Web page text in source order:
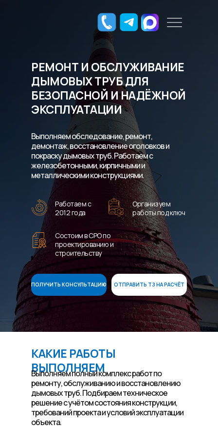
ПОЛУЧИТЬ КОНСУЛЬТАЦИЮ ОТПРАВИТЬ ТЗ НА РАСЧЁТ
Организуем
работы под ключ
Состоим в СРО по
проектированию и
строительству
Работаем с
2012 года
РЕМОНТ И ОБСЛУЖИВАНИЕ
ДЫМОВЫХ ТРУБ ДЛЯ
БЕЗОПАСНОЙ И НАДЁЖНОЙ
ЭКСПЛУАТАЦИИ
Выполняем обследование, ремонт,
демонтаж, восстановление оголовков и
покраску дымовых труб. Работаем с
железобетонными, кирпичными и
металлическими конструкциями.
КАКИЕ РАБОТЫ
ВЫПОЛНЯЕМ
Выполняем полный комплекс работ по
ремонту, обслуживанию и восстановлению
дымовых труб. Подбираем техническое
решение с учётом состояния конструкции,
требований проекта и условий эксплуатации
объекта.